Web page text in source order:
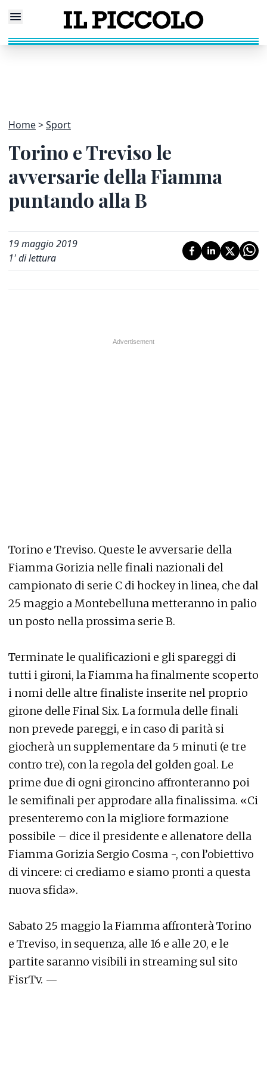
Home Sport
Torino e Treviso le
avversarie della Fiamma
puntando alla B
19 maggio 2019
1' di lettura
Torino e Treviso. Queste le avversarie della
Fiamma Gorizia nelle finali nazionali del
campionato di serie C di hockey in linea, che dal
25 maggio a Montebelluna metteranno in palio
un posto nella prossima serie B.
Terminate le qualificazioni e gli spareggi di
tutti i gironi, la Fiamma ha finalmente scoperto
i nomi delle altre finaliste inserite nel proprio
girone delle Final Six. La formula delle finali
non prevede pareggi, e in caso di parità si
giocherà un supplementare da 5 minuti (e tre
contro tre), con la regola del golden goal. Le
prime due di ogni gironcino affronteranno poi
le semifinali per approdare alla finalissima. «Ci
presenteremo con la migliore formazione
possibile – dice il presidente e allenatore della
Fiamma Gorizia Sergio Cosma -, con l’obiettivo
di vincere: ci crediamo e siamo pronti a questa
nuova sfida».
Sabato 25 maggio la Fiamma affronterà Torino
e Treviso, in sequenza, alle 16 e alle 20, e le
partite saranno visibili in streaming sul sito
FisrTv. —